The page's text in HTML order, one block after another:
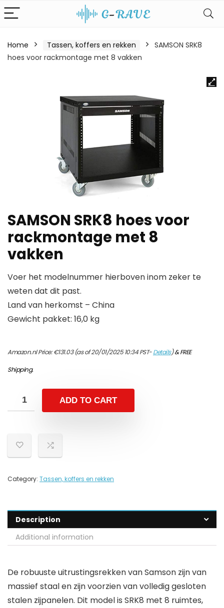
Home Tassen, koffers en rekken
SAMSON SRK8
hoes voor rackmontage met 8 vakken
SAMSON SRK8 hoes voor
rackmontage met 8
vakken
Voer het modelnummer hierboven inom zeker te
weten dat dit past.
Land van herkomst – China
Gewicht pakket: 16,0 kg
Amazon.nl Price:€131.03(as of 20/01/2025 10:34 PST-Details)&FREE
Shipping.
ADD TO CART
Category: Tassen, koffers en rekken
Description
Additional information
De robuuste uitrustingsrekken van Samson zijn van
massief staal en zijn voorzien van volledig gesloten
stalen zijpanelen. Dit model is SRK8 met 8 ruimtes,